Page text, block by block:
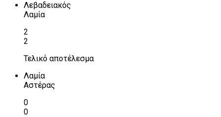
Λεβαδειακός
Λαμία
2
2
Τελικό αποτέλεσμα
Λαμία
Αστέρας
0
0